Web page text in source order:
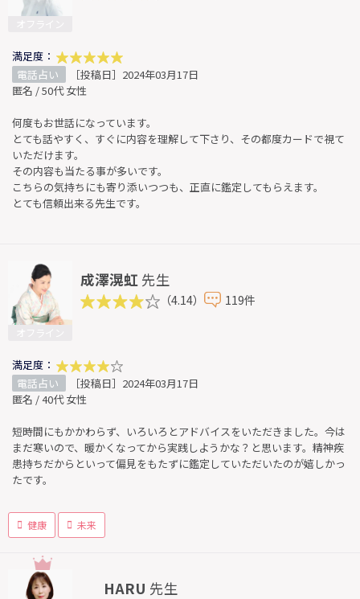
満足度：
電話占い
［投稿日］2024年03月17日
匿名 / 50代 女性
何度もお世話になっています。
とても話やすく、すぐに内容を理解して下さり、その都度カードで視て
いただけます。
その内容も当たる事が多いです。
こちらの気持ちにも寄り添いつつも、正直に鑑定してもらえます。
とても信頼出来る先生です。
成澤滉虹 先生
（4.14） 119件
満足度：
電話占い
［投稿日］2024年03月17日
匿名 / 40代 女性
短時間にもかかわらず、いろいろとアドバイスをいただきました。今は
まだ寒いので、暖かくなってから実践しようかな？と思います。精神疾
患持ちだからといって偏見をもたずに鑑定していただいたのが嬉しかっ
たです。
健康 未来
HARU 先生